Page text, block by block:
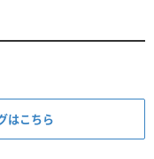
はこちら